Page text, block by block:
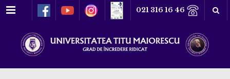
Meniu 021 316 16 46